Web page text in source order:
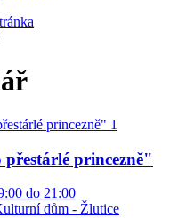
princezně"
do 21:00
dům - Žlutice